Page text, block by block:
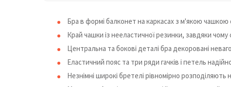
Бра в формі балконет на каркасах з м'якою
Край чашки із нееластичної резинки, завдяки чому
Центральна та бокові деталі бра декоровані
Еластичний пояс та три ряди гачків і петель
Незнімні широкі бретелі рівномірно